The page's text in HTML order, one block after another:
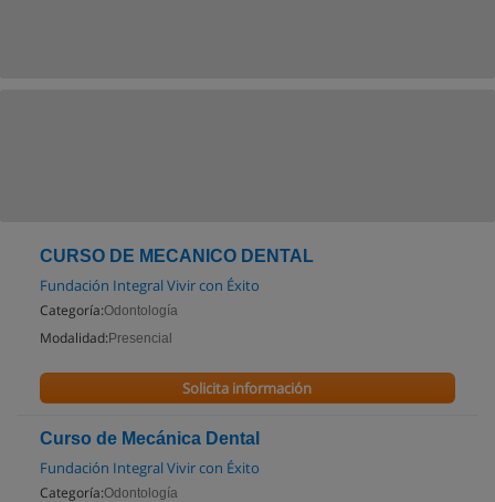
CURSO DE MECANICO DENTAL
Fundación Integral Vivir con Éxito
Categoría:Odontología
Modalidad: Presencial
Solicita información
Curso de Mecánica Dental
Fundación Integral Vivir con Éxito
Categoría:Odontología